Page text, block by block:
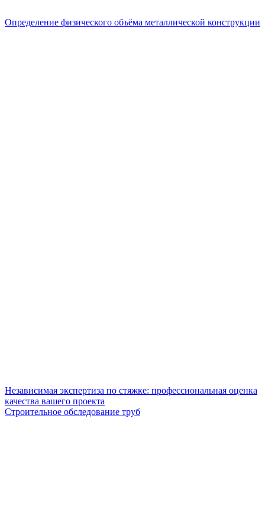
Определение физического объёма металлической конструкции
Независимая экспертиза по стяжке: профессиональная оценка
качества вашего проекта
Строительное обследование труб